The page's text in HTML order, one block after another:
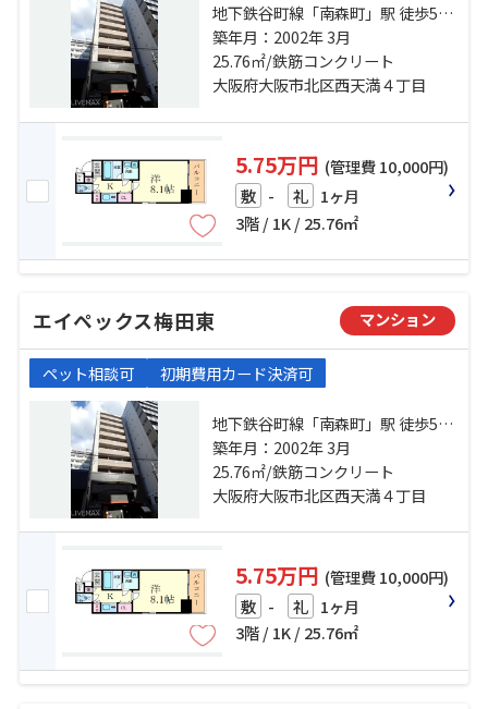
地下鉄谷町線「南森町」駅 徒歩5分
地下鉄谷町線「東梅田」駅 徒歩8分
地下鉄堺筋線「北浜」駅 徒歩9分
築年月：2002年 3月
25.76㎡/鉄筋コンクリート
大阪府大阪市北区西天満４丁目
5.75万円 (管理費 10,000円)
敷 - 礼 1ヶ月
3階 / 1K / 25.76㎡
エイペックス梅田東 マンション
ペット相談可 初期費用カード決済可
地下鉄谷町線「南森町」駅 徒歩5分
地下鉄谷町線「東梅田」駅 徒歩8分
地下鉄堺筋線「北浜」駅 徒歩9分
築年月：2002年 3月
25.76㎡/鉄筋コンクリート
大阪府大阪市北区西天満４丁目
5.75万円 (管理費 10,000円)
敷 - 礼 1ヶ月
3階 / 1K / 25.76㎡